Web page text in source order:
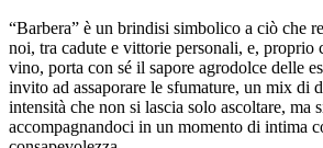
“Barbera” è un brindisi simbolico a ciò che
noi, tra cadute e vittorie personali, e, proprio
vino, porta con sé il sapore agrodolce delle
invito ad assaporare le sfumature, un mix di
intensità che non si lascia solo ascoltare, ma
accompagnandoci in un momento di intima